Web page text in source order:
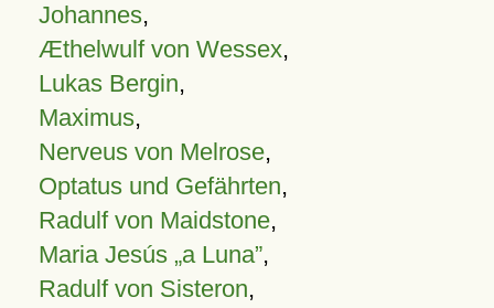
Johannes,
Æthelwulf von Wessex,
Lukas Bergin,
Maximus,
Nerveus von Melrose,
Optatus und Gefährten,
Radulf von Maidstone,
Maria Jesús „a Luna”,
Radulf von Sisteron,